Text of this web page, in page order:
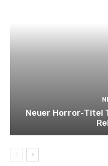
Neuer Horror‑Titel